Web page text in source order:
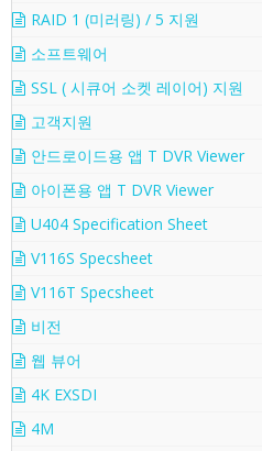
RAID 1 (미러링) / 5 지원
소프트웨어
SSL ( 시큐어 소켓 레이어) 지원
고객지원
안드로이드용 앱 T DVR Viewer
아이폰용 앱 T DVR Viewer
U404 Specification Sheet
V116S Specsheet
V116T Specsheet
비전
웹 뷰어
4K EXSDI
4M